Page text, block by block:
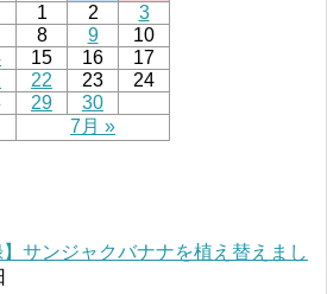
7月 »
1 2
3
8 9
10
15 16
17
22 23
24
29 30
】サンジャクバナナを植え替えまし